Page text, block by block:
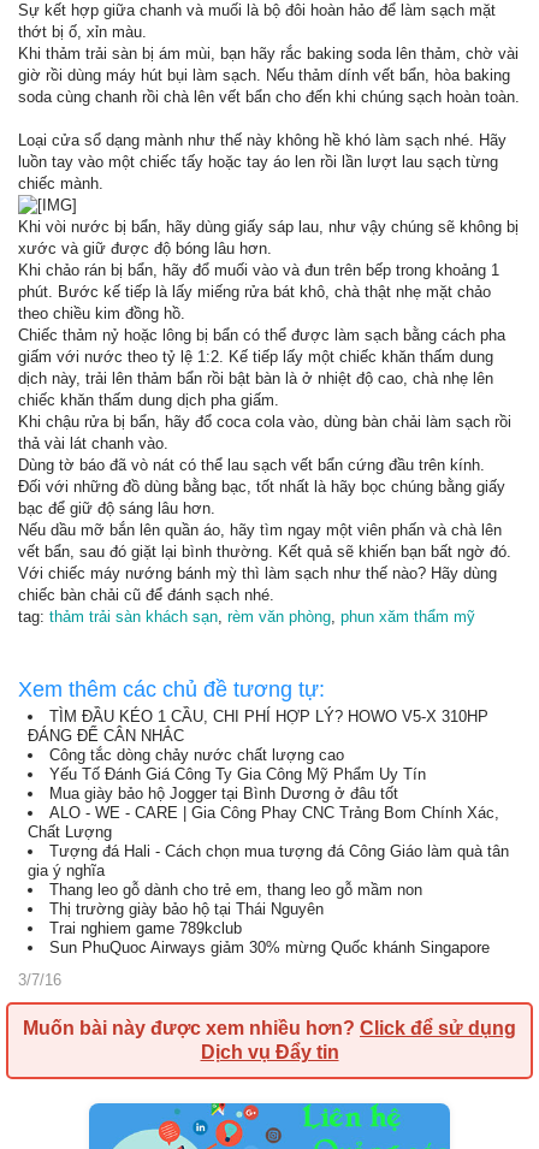
Sự kết hợp giữa chanh và muối là bộ đôi hoàn hảo để làm sạch mặt
thớt bị ố, xỉn màu.
Khi thảm trải sàn bị ám mùi, bạn hãy rắc baking soda lên thảm, chờ vài
giờ rồi dùng máy hút bụi làm sạch. Nếu thảm dính vết bẩn, hòa baking
soda cùng chanh rồi chà lên vết bẩn cho đến khi chúng sạch hoàn toàn.
Loại cửa sổ dạng mành như thế này không hề khó làm sạch nhé. Hãy
luồn tay vào một chiếc tấy hoặc tay áo len rồi lần lượt lau sạch từng
chiếc mành.
Khi vòi nước bị bẩn, hãy dùng giấy sáp lau, như vậy chúng sẽ không bị
xước và giữ được độ bóng lâu hơn.
Khi chảo rán bị bẩn, hãy đổ muối vào và đun trên bếp trong khoảng 1
phút. Bước kế tiếp là lấy miếng rửa bát khô, chà thật nhẹ mặt chảo
theo chiều kim đồng hồ.
Chiếc thảm nỷ hoặc lông bị bẩn có thể được làm sạch bằng cách pha
giấm với nước theo tỷ lệ 1:2. Kế tiếp lấy một chiếc khăn thấm dung
dịch này, trải lên thảm bẩn rồi bật bàn là ở nhiệt độ cao, chà nhẹ lên
chiếc khăn thấm dung dịch pha giấm.
Khi chậu rửa bị bẩn, hãy đổ coca cola vào, dùng bàn chải làm sạch rồi
thả vài lát chanh vào.
Dùng tờ báo đã vò nát có thể lau sạch vết bẩn cứng đầu trên kính.
Đối với những đồ dùng bằng bạc, tốt nhất là hãy bọc chúng bằng giấy
bạc để giữ độ sáng lâu hơn.
Nếu dầu mỡ bắn lên quần áo, hãy tìm ngay một viên phấn và chà lên
vết bẩn, sau đó giặt lại bình thường. Kết quả sẽ khiến bạn bất ngờ đó.
Với chiếc máy nướng bánh mỳ thì làm sạch như thế nào? Hãy dùng
chiếc bàn chải cũ để đánh sạch nhé.
tag: thảm trải sàn khách sạn, rèm văn phòng, phun xăm thẩm mỹ
Xem thêm các chủ đề tương tự:
TÌM ĐẦU KÉO 1 CẦU, CHI PHÍ HỢP LÝ? HOWO V5-X 310HP
ĐÁNG ĐỂ CÂN NHẮC
Công tắc dòng chảy nước chất lượng cao
Yếu Tố Đánh Giá Công Ty Gia Công Mỹ Phẩm Uy Tín
Mua giày bảo hộ Jogger tại Bình Dương ở đâu tốt
ALO - WE - CARE | Gia Công Phay CNC Trảng Bom Chính Xác,
Chất Lượng
Tượng đá Hali - Cách chọn mua tượng đá Công Giáo làm quà tân
gia ý nghĩa
Thang leo gỗ dành cho trẻ em, thang leo gỗ mầm non
Thị trường giày bảo hộ tại Thái Nguyên
Trai nghiem game 789kclub
Sun PhuQuoc Airways giảm 30% mừng Quốc khánh Singapore
3/7/16
Muốn bài này được xem nhiều hơn? Click để sử dụng
Dịch vụ Đẩy tin